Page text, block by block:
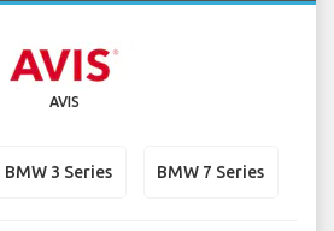
AVIS
BMW 3 Series BMW 7 Series